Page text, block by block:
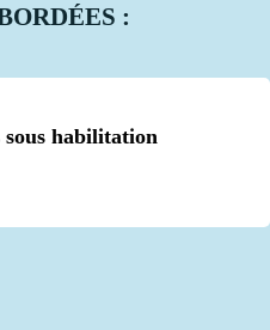
:
sous habilitation